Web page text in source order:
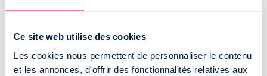
Ce site web utilise des cookies
Les cookies nous permettent de personnaliser le contenu
et les annonces, d'offrir des fonctionnalités relatives aux
Comment accéder à l'agence de location